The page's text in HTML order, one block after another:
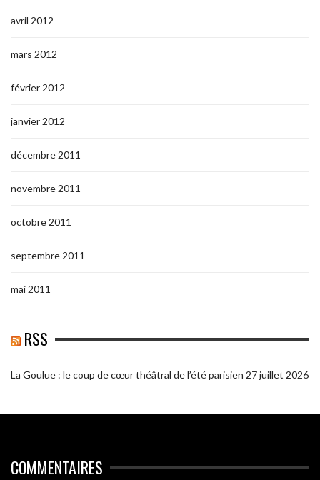
avril 2012
mars 2012
février 2012
janvier 2012
décembre 2011
novembre 2011
octobre 2011
septembre 2011
mai 2011
RSS
La Goulue : le coup de cœur théâtral de l’été parisien 27 juillet 2026
COMMENTAIRES